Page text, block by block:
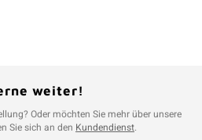
weiter!
Oder möchten Sie mehr über unsere
Sie sich an den Kundendienst.